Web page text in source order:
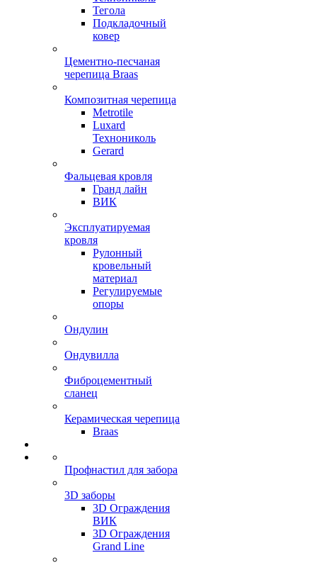
Тегола
Подкладочный
ковер
Цементно-песчаная
черепица Braas
Композитная черепица
Metrotile
Luxard
Технониколь
Gerard
Фальцевая кровля
Гранд лайн
ВИК
Эксплуатируемая
кровля
Рулонный
кровельный
материал
Регулируемые
опоры
Ондулин
Ондувилла
Фиброцементный
сланец
Керамическая черепица
Braas
Профнастил для забора
3D заборы
3D Ограждения
ВИК
3D Ограждения
Grand Line